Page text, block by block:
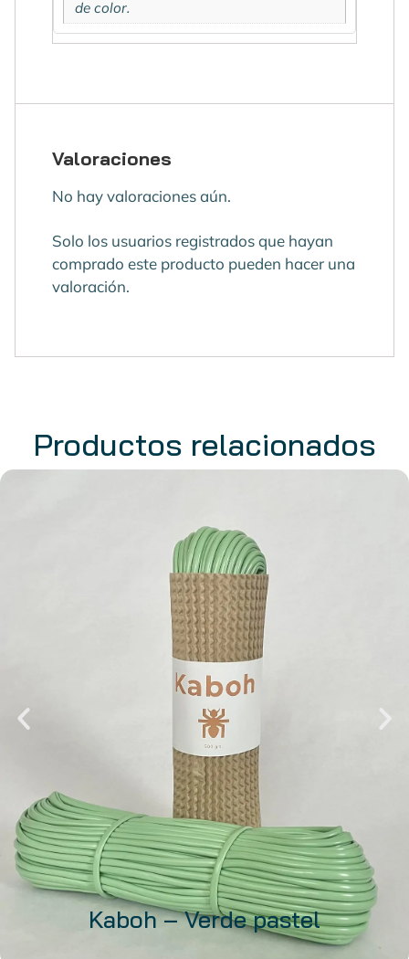
de color.
Valoraciones
No hay valoraciones aún.
Solo los usuarios registrados que hayan
comprado este producto pueden hacer una
valoración.
Productos relacionados
Kaboh – Verde pastel